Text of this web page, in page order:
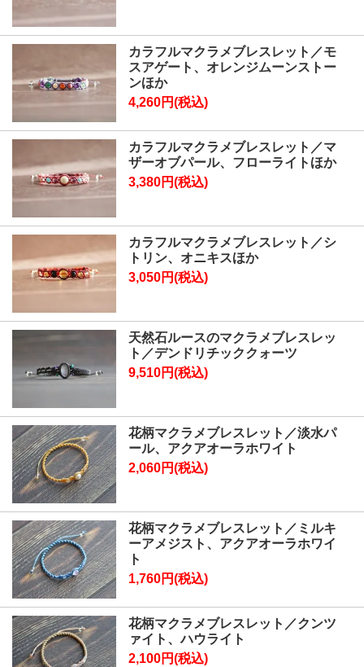
カラフルマクラメブレスレット／モ
スアゲート、オレンジムーンストー
ンほか
4,260円(税込)
カラフルマクラメブレスレット／マ
ザーオブパール、フローライトほか
3,380円(税込)
カラフルマクラメブレスレット／シ
トリン、オニキスほか
3,050円(税込)
天然石ルースのマクラメブレスレッ
ト／デンドリチッククォーツ
9,510円(税込)
花柄マクラメブレスレット／淡水パ
ール、アクアオーラホワイト
2,060円(税込)
花柄マクラメブレスレット／ミルキ
ーアメジスト、アクアオーラホワイ
ト
1,760円(税込)
花柄マクラメブレスレット／クンツ
ァイト、ハウライト
2,100円(税込)